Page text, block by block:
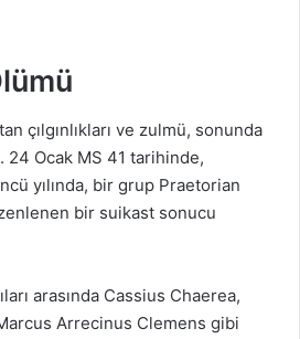
çılgınlıkları ve zulmü, sonunda
24 Ocak MS 41 tarihinde,
yılında, bir grup Praetorian
bir suikast sonucu
arasında Cassius Chaerea,
Arrecinus Clemens gibi